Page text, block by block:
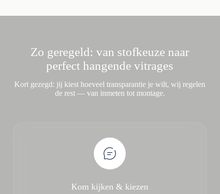
Zo geregeld: van stofkeuze naar
perfect hangende vitrages
Kort gezegd: jij kiest hoeveel transparantie je wilt, wij regelen
de rest — van inmeten tot montage.
Kom kijken & kiezen